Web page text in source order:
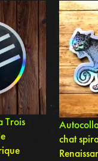
Trois
chat